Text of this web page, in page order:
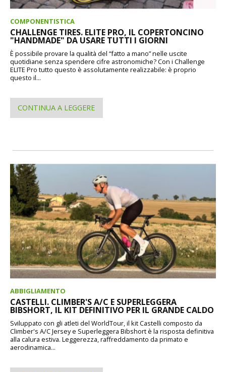
COMPONENTISTICA
CHALLENGE TIRES. ELITE PRO, IL COPERTONCINO
"HANDMADE" DA USARE TUTTI I GIORNI
È possibile provare la qualità del “fatto a mano” nelle uscite
quotidiane senza spendere cifre astronomiche? Con i Challenge
ELITE Pro tutto questo è assolutamente realizzabile: è proprio
questo il...
CONTINUA A LEGGERE
ABBIGLIAMENTO
CASTELLI. CLIMBER'S A/C E SUPERLEGGERA
BIBSHORT, IL KIT DEFINITIVO PER IL GRANDE CALDO
Sviluppato con gli atleti del WorldTour, il kit Castelli composto da
Climber's A/C Jersey e Superleggera Bibshort è la risposta definitiva
alla calura estiva. Leggerezza, raffreddamento da primato e
aerodinamica...